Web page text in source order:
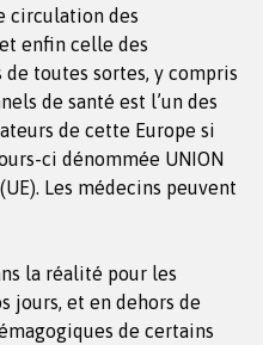
circulation des
enfin celle des
de toutes sortes, y compris
de santé est l’un des
de cette Europe si
ci dénommée UNION
(UE). Les médecins peuvent
la réalité pour les
jours, et en dehors de
de certains